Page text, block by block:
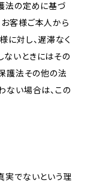
法の定めに基づ
客様ご本人から
に対し、遅滞なく
ないときにはその
保護法その他の法
ない場合は、この
実でないという理